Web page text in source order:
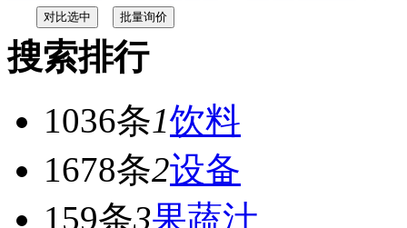
搜索排行
1036条1饮料
1678条2设备
159条3果蔬汁